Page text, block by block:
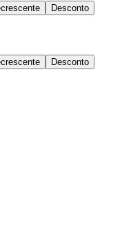
Desconto
Desconto